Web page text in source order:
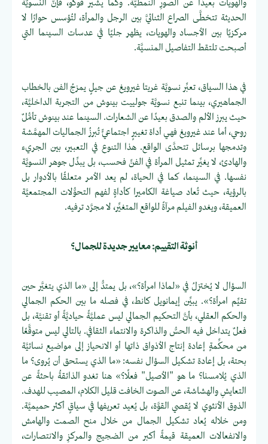
والهويات بعيدًا عن الصورِ النمطيَّة. وكما يشير فوكو، فإنَّ النسويَّة
الحديثة تتخطَّى الصراع الثنائيَّ بين الرجل والمرأة، لتُؤسس حوارًا لا
مركزيًا بين الأجساد والهويات، يظهر جليًا في عدسات السينما التي
أصبحت تلتقط التفاصيل المنسيَّة.
في هذا السياق، تعبِّر نسويَّة غريتا غيرويغ عن جيلٍ يمزجُ الفن بالخطاب
الجماهيري، بينما تنبع نسويَّة جولييت بينوش من التجربة الداخليَّة،
حيث يبرز الألم والصدق بعيدًا عن الشعارات. السينما عند بينوش تأمُّلٌ
روحي، أما عند غيرويغ فهي أداة تغييرٍ اجتماعيٍّ تُبرزُ الجماليات المهمَّشة
وتدمجها برسائل تتحدَّى الواقع. هذا التنوع في التعبير، بين الجريء
والهادئ، لا يغيِّر تمثيل المرأة في الفنِّ فحسب، بل يبدِّل جوهر النسويَّة
نفسها. في السينما، كما في الحياة، لم يعد الأمر متعلقًا بالأدوار بل
بالرؤية، حيث تُعاد صياغة الكاميرا كأداةٍ لفهم التحوُّلات المجتمعيَّة
العميقة، ويغدو الفيلم مرآةً للواقع المتغيِّر، لا مجرَّد ترفيه.
أنوثة التقييم: معايير جديدة للجمال؟
السؤال لا يُختزلُ في «لماذا امرأة؟»، بل يمتدُّ إلى «ما الذي يتغيَّر حين
تقيِّم امرأة؟». يبيِّن إيمانويل كانط، في فصله ما بين الحكم الجمالي
والحكم العقلي، بأنَّ التحكيم الجمالي ليس عمليَّةً حياديَّةً أو تقنيَّة، بل
فعلٌ يتداخل فيه الحسُّ والذاكرة والانتماء الثقافي. بالتالي ليس متوقَّعًا
من محكِّمةٍ إعادة إنتاج الأذواق ذاتها أو الانحياز إلى مواضيع نسائيَّة
بحتة، بل إعادة تشكيل السؤال نفسه: «ما الذي يستحق أن يُروى؟ ما
الذي يُلامسنا؟ ما هو "الأصيل" فعلًا؟» هنا تغدو الذائقةُ باحثةً عن
التعايشِ والهشاشة، عن الصوت الخافت قليل الكلام، المصيب للهدف.
الذوق الأنثوي لا يُقصي القوَّة، بل يُعيد تعريفها في سياقٍ أكثر حميميَّة.
ومن خلاله يُعاد تشكيل الجمال من خلال منح الصمت والهامش
والانفعالات العميقة قيمةً أكبر من الضجيج والمركزِ والانتصارات،